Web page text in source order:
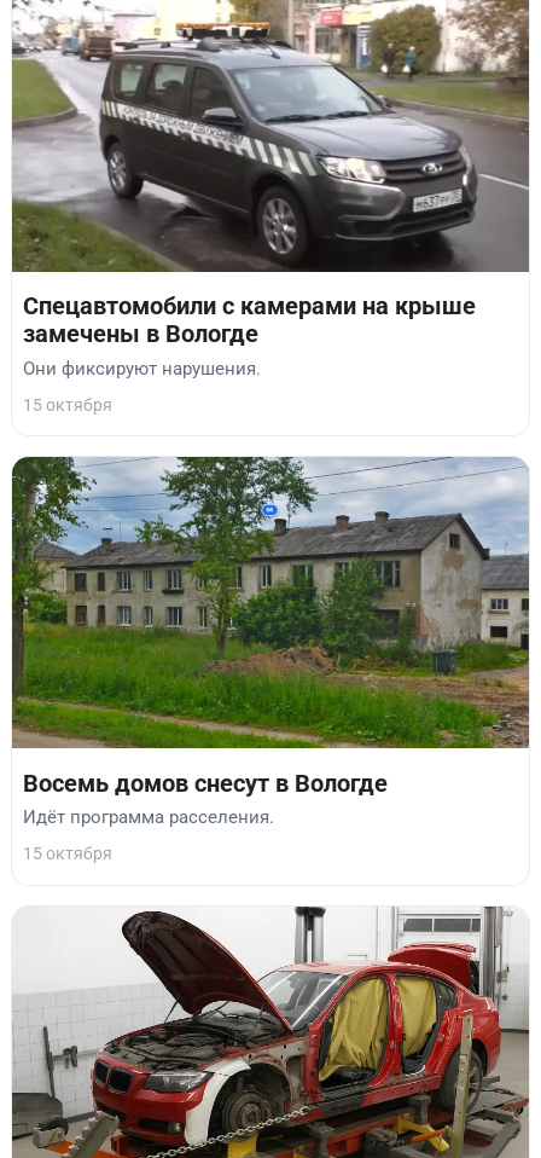
Спецавтомобили с камерами на крыше
замечены в Вологде
Они фиксируют нарушения.
15 октября
Восемь домов снесут в Вологде
Идёт программа расселения.
15 октября